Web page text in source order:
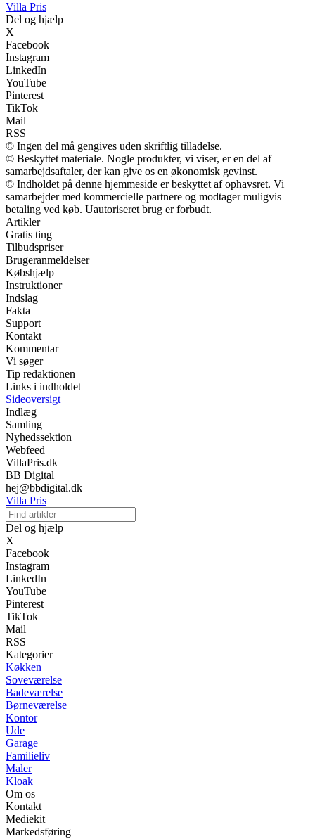
Villa Pris
Del og hjælp
X
Facebook
Instagram
LinkedIn
YouTube
Pinterest
TikTok
Mail
RSS
© Ingen del må gengives uden skriftlig tilladelse.
© Beskyttet materiale. Nogle produkter, vi viser, er en del af
samarbejdsaftaler, der kan give os en økonomisk gevinst.
© Indholdet på denne hjemmeside er beskyttet af ophavsret. Vi
samarbejder med kommercielle partnere og modtager muligvis
betaling ved køb. Uautoriseret brug er forbudt.
Artikler
Gratis ting
Tilbudspriser
Brugeranmeldelser
Købshjælp
Instruktioner
Indslag
Fakta
Support
Kontakt
Kommentar
Vi søger
Tip redaktionen
Links i indholdet
Sideoversigt
Indlæg
Samling
Nyhedssektion
Webfeed
VillaPris.dk
BB Digital
hej@bbdigital.dk
Villa Pris
Del og hjælp
X
Facebook
Instagram
LinkedIn
YouTube
Pinterest
TikTok
Mail
RSS
Kategorier
Køkken
Soveværelse
Badeværelse
Børneværelse
Kontor
Ude
Garage
Familieliv
Maler
Kloak
Om os
Kontakt
Mediekit
Markedsføring